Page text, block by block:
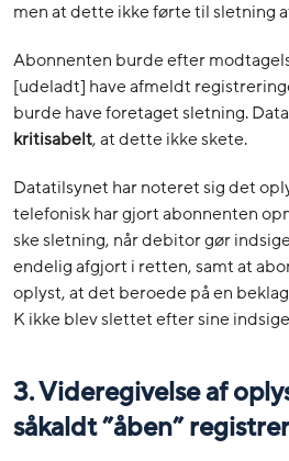
men at dette ikke førte til sletning
Abonnenten burde efter
[udeladt] have afmeldt
burde have foretaget sletning.
kritisabelt, at dette ikke skete.
Datatilsynet har noteret sig det
telefonisk har gjort abonnenten
ske sletning, når debitor gør
endelig afgjort i retten, samt at
oplyst, at det beroede på en
K ikke blev slettet efter sine
3. Videregivelse af
såkaldt ”åben”